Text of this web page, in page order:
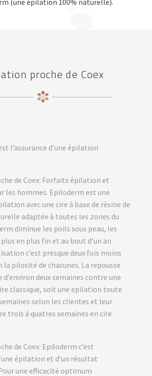
(une épilation 100% naturelle).
proche de Coex
l’assurance d’une épilation
de Coex: Forfaits épilation et
les hommes. Epiloderm est une
avec une cire à base de résine de
adaptée à toutes les zones du
diminue les poils sous peau, les
en plus fin et au bout d’un an
c’est presque deux fois moins
la pilosité de chacunes. La repousse
deux semaines contre une
classique, soit une epilation toute
selon les clientes et leur
trois á quatres semaines en cire
de Coex: Epiloderm c’est
épilation et d’un résultat
une efficacité optimum